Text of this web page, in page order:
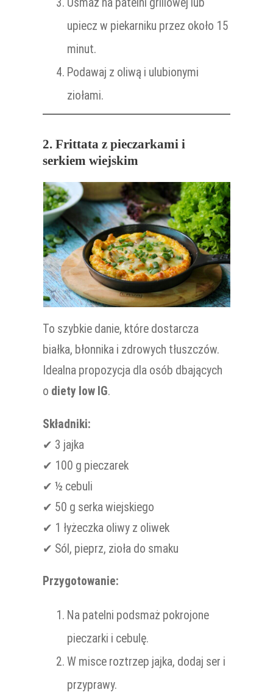
Usmaż na patelni grillowej lub
upiecz w piekarniku przez około 15
minut.
Podawaj z oliwą i ulubionymi
ziołami.
2. Frittata z pieczarkami i
serkiem wiejskim
To szybkie danie, które dostarcza
białka, błonnika i zdrowych tłuszczów.
Idealna propozycja dla osób dbających
o diety low IG.
Składniki:
✔ 3 jajka
✔ 100 g pieczarek
✔ ½ cebuli
✔ 50 g serka wiejskiego
✔ 1 łyżeczka oliwy z oliwek
✔ Sól, pieprz, zioła do smaku
Przygotowanie:
Na patelni podsmaż pokrojone
pieczarki i cebulę.
W misce roztrzep jajka, dodaj ser i
przyprawy.